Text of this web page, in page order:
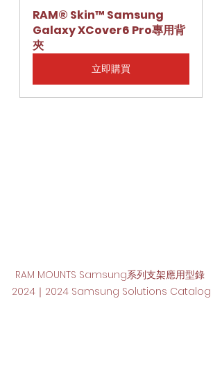
RAM® Skin™ Samsung
Galaxy XCover6 Pro專用背
夾
立即購買
RAM MOUNTS Samsung系列支架應用型錄
2024｜2024 Samsung Solutions Catalog